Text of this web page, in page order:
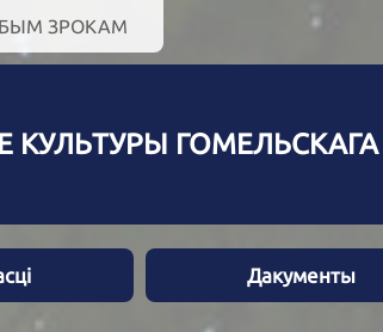
ЗРОКАМ
КУЛЬТУРЫ
Дакументы